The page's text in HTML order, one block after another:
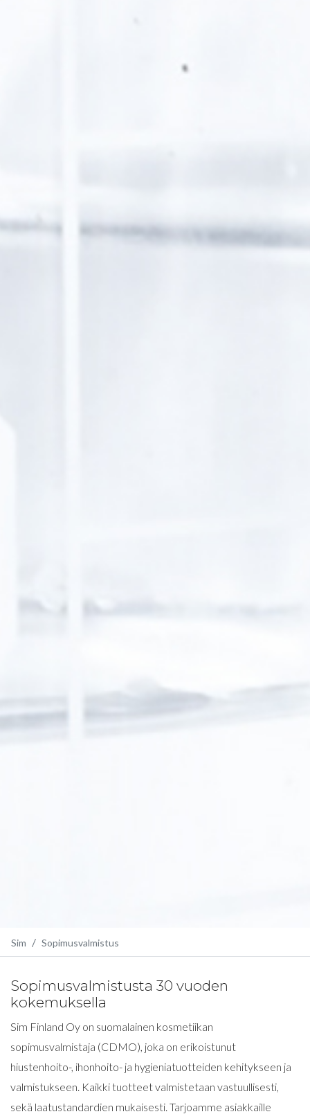
Sim Sopimusvalmistus
Sopimusvalmistusta 30 vuoden
kokemuksella
Sim Finland Oy on suomalainen kosmetiikan
sopimusvalmistaja (CDMO), joka on erikoistunut
hiustenhoito-, ihonhoito- ja hygieniatuotteiden kehitykseen ja
valmistukseen. Kaikki tuotteet valmistetaan vastuullisesti,
sekä laatustandardien mukaisesti. Tarjoamme asiakkaille